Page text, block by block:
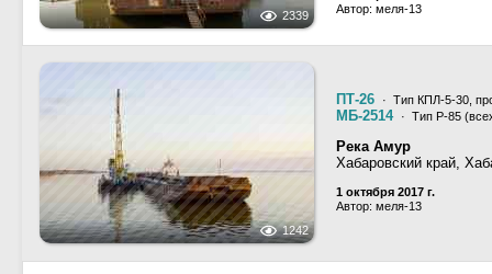
2339
Автор: меля-13
1242
ПТ-26 · Тип КПЛ-5-30,
МБ-2514 · Тип Р-85
Река Амур
Хабаровский край,
1 октября 2017 г.
Автор: меля-13